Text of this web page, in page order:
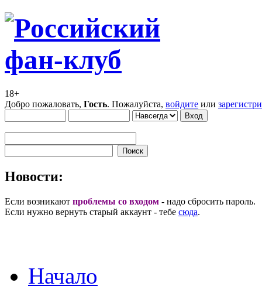
18+
Добро пожаловать, Гость. Пожалуйста, войдите или
Новости:
Если возникают проблемы со входом - надо сбросить пароль.
Если нужно вернуть старый аккаунт - тебе сюда.
Начало